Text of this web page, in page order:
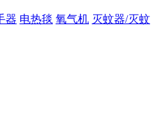
器 电热毯 氧气机 灭蚊器/灭蚊